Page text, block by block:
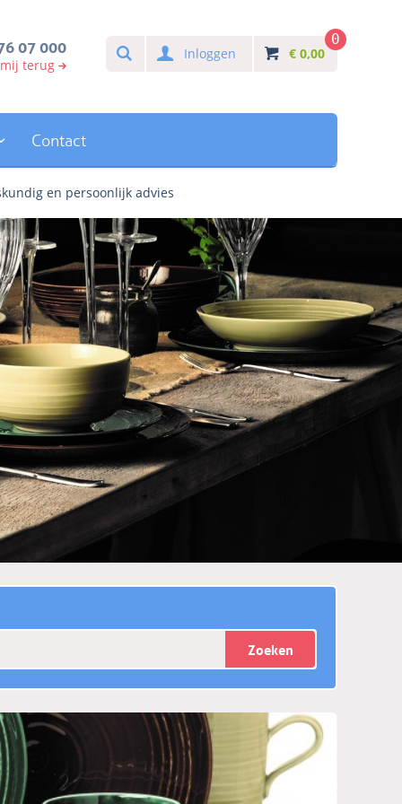
07 000
terug
SearchInloggen € 0,00
0
Contact
en persoonlijk advies
Zoeken